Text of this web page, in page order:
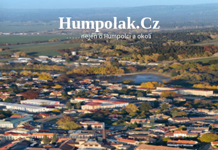
content
Humpolak.cz
. . . . . nejen o Humpolci a okolí